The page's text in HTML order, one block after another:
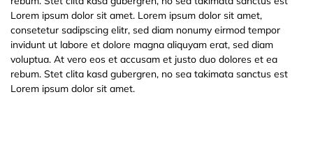
Lorem ipsum dolor sit amet. Lorem ipsum dolor sit amet,
consetetur sadipscing elitr, sed diam nonumy eirmod tempor
invidunt ut labore et dolore magna aliquyam erat, sed diam
voluptua. At vero eos et accusam et justo duo dolores et ea
rebum. Stet clita kasd gubergren, no sea takimata sanctus est
Lorem ipsum dolor sit amet.